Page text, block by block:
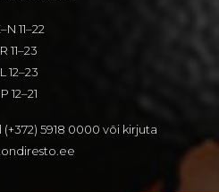
11–22
R 11–23
L 12–23
P 12–21
5918 0000 või kirjuta